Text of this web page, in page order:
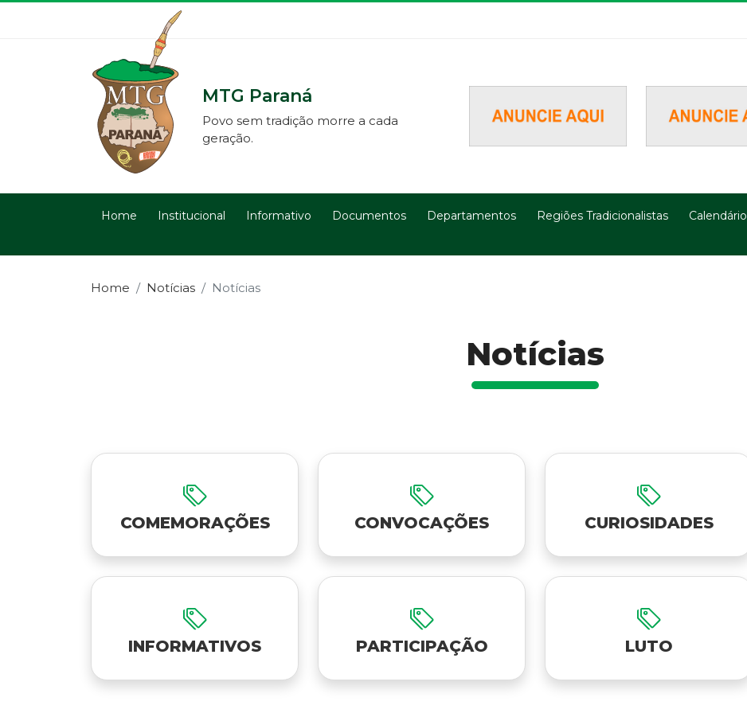
MTG Paraná
Povo sem tradição morre a cada
geração.
Home Institucional Informativo Documentos Departamentos Regiões Tradicionalistas Calendário
Home Notícias Notícias
Notícias
COMEMORAÇÕES CONVOCAÇÕES CURIOSIDADES
INFORMATIVOS PARTICIPAÇÃO LUTO